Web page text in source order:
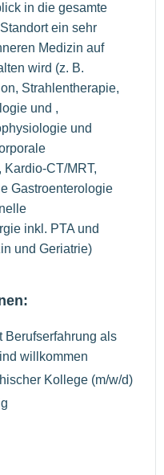
in die gesamte
ein sehr
Medizin auf
wird (z. B.
Strahlentherapie,
und ,
und
Kardio-CT/MRT,
Gastroenterologie
inkl. PTA und
und Geriatrie)
Berufserfahrung als
willkommen
Kollege (m/w/d)